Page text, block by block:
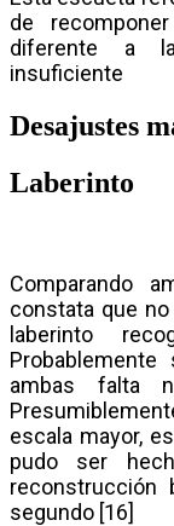
de
diferente a
insuficiente
Desajustes
Laberinto
Comparando
constata que
laberinto
ambas falta
escala mayor,
pudo ser
reconstrucción
segundo [16]